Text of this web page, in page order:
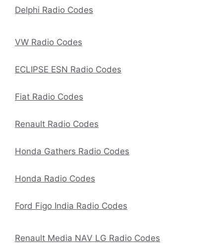
Delphi Radio Codes
VW Radio Codes
ECLIPSE ESN Radio Codes
Fiat Radio Codes
Renault Radio Codes
Honda Gathers Radio Codes
Honda Radio Codes
Ford Figo India Radio Codes
Renault Media NAV LG Radio Codes